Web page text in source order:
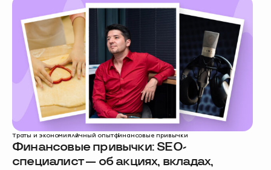
Траты и экономияличный опытфинансовые привычки
Финансовые привычки: SEO-
специалист — об акциях, вкладах,